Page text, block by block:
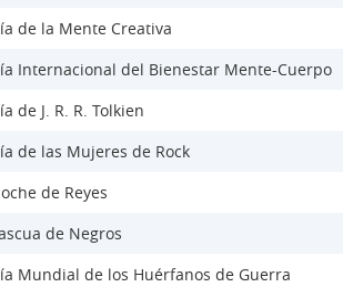
de la Mente Creativa
Internacional del Bienestar Mente-Cuerpo
de J. R. R. Tolkien
de las Mujeres de Rock
de Reyes
de Negros
Mundial de los Huérfanos de Guerra